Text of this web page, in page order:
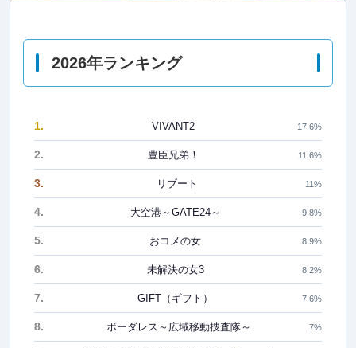
2026年ランキング
1. VIVANT2 17.6%
2. 豊臣兄弟！ 11.6%
3. リブート 11%
4. 大空港～GATE24～ 9.8%
5. おコメの女 8.9%
6. 未解決の女3 8.2%
7. GIFT（ギフト） 7.6%
8. ボーダレス～広域移動捜査隊～ 7%